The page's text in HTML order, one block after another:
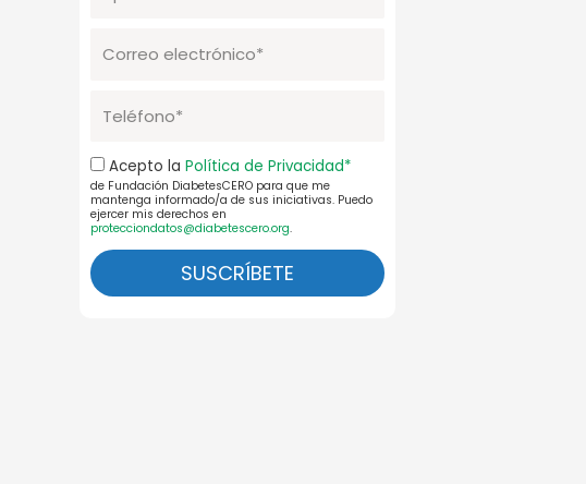
Aceptación
Pol.Priv.
Acepto laPolítica de Privacidad*
de Fundación DiabetesCERO para que me
mantenga informado/a de sus iniciativas. Puedo
ejercer mis derechos en
protecciondatos@diabetescero.org.
SUSCRÍBETE